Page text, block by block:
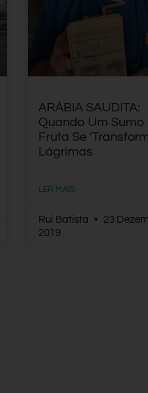
ARÁBIA SAUDITA:
Quando Um Sumo
Fruta Se
Lágrimas
LER MAIS
Rui Batista
23
2019